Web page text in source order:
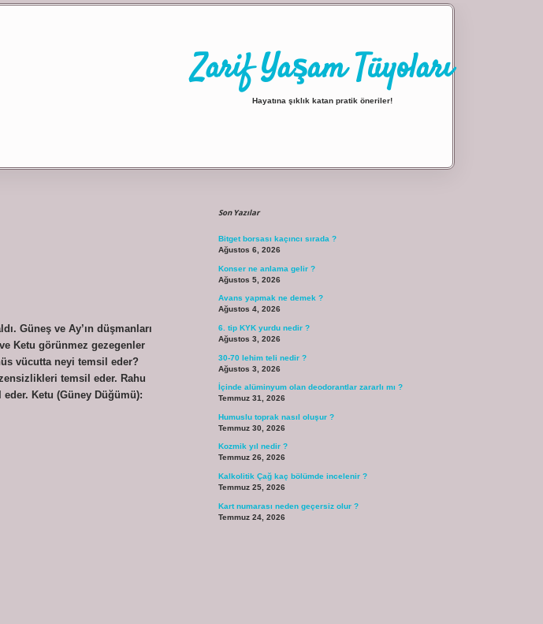
Zarif Yaşam Tüyoları
Hayatına şıklık katan pratik öneriler!
Güneş ve Ay’ın düşmanları
Ketu görünmez gezegenler
vücutta neyi temsil eder?
temsil eder. Rahu
Ketu (Güney Düğümü):
Son Yazılar
Bitget borsası kaçıncı sırada ?
Ağustos 6, 2026
Konser ne anlama gelir ?
Ağustos 5, 2026
Avans yapmak ne demek ?
Ağustos 4, 2026
6. tip KYK yurdu nedir ?
Ağustos 3, 2026
30-70 lehim teli nedir ?
Ağustos 3, 2026
İçinde alüminyum olan deodorantlar zararlı mı ?
Temmuz 31, 2026
Humuslu toprak nasıl oluşur ?
Temmuz 30, 2026
Kozmik yıl nedir ?
Temmuz 26, 2026
Kalkolitik Çağ kaç bölümde incelenir ?
Temmuz 25, 2026
Kart numarası neden geçersiz olur ?
Temmuz 24, 2026